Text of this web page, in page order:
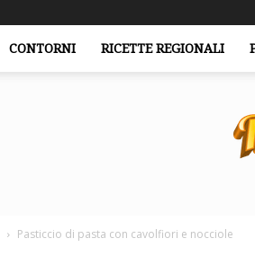
CONTORNI RICETTE REGIONALI
Pasticcio di pasta con cavolfiori e nocciole